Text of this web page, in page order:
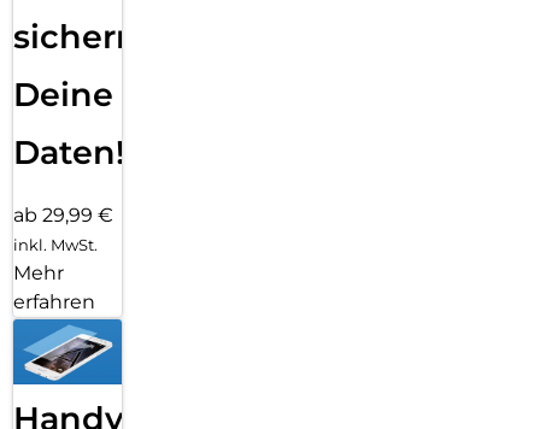
sichern
Deine
Daten!
ab 29,99 €
inkl. MwSt.
Mehr
erfahren
Handy